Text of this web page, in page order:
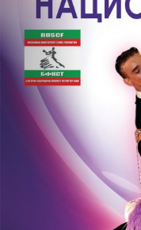
Спорт
Скандали
Култура
Светско